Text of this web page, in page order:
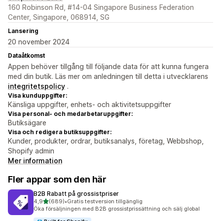
160 Robinson Rd, #14-04 Singapore Business Federation
Center, Singapore, 068914, SG
Lansering
20 november 2024
Dataåtkomst
Appen behöver tillgång till följande data för att kunna fungera
med din butik. Läs mer om anledningen till detta i utvecklarens
integritetspolicy .
Visa kunduppgifter:
Känsliga uppgifter, enhets- och aktivitetsuppgifter
Visa personal- och medarbetaruppgifter:
Butiksägare
Visa och redigera butiksuppgifter:
Kunder, produkter, ordrar, butiksanalys, företag, Webbshop,
Shopify admin
Mer information
Fler appar som den här
B2B Rabatt på grossistpriser
4,9av 5 stjärnor
(689)
689 recensioner totalt
•Gratis testversion tillgänglig
Öka försäljningen med B2B grossistprissättning och sälj global